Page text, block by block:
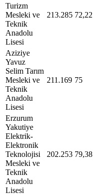
Turizm
Mesleki ve
Teknik
Anadolu
Lisesi
213.285 72,22
Aziziye
Yavuz
Selim Tarım
Mesleki ve
Teknik
Anadolu
Lisesi
211.169 75
Erzurum
Yakutiye
Elektrik-
Elektronik
Teknolojisi
Mesleki ve
Teknik
Anadolu
Lisesi
202.253 79,38